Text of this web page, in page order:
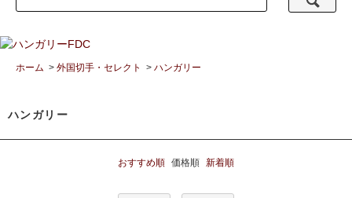
ホーム > 外国切手・セレクト > ハンガリー
ハンガリー
おすすめ順 価格順 新着順